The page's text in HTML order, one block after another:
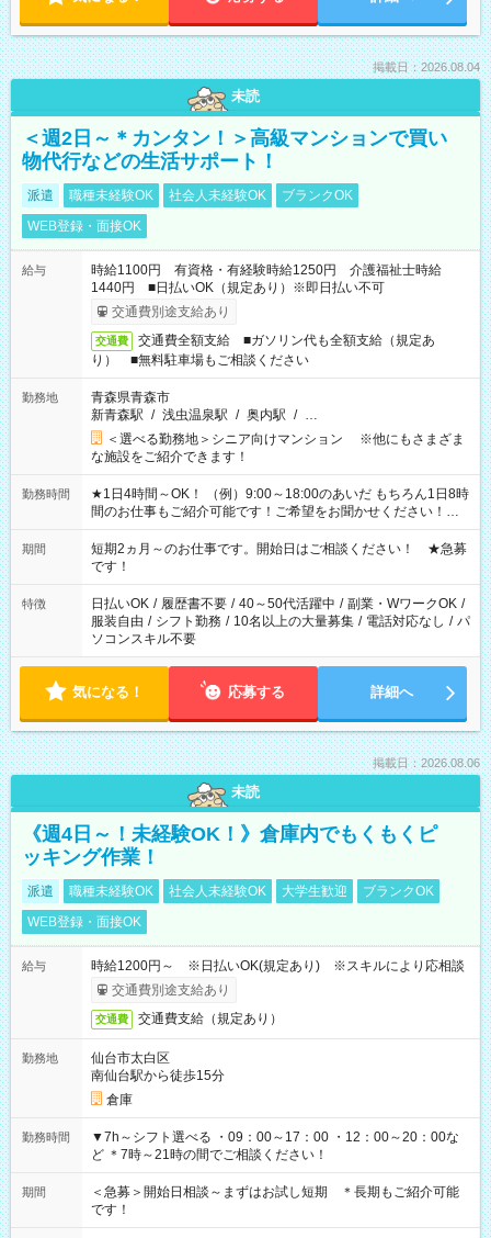
掲載日：2026.08.04
未読
＜週2日～＊カンタン！＞高級マンションで買い
物代行などの生活サポート！
派遣 職種未経験OK 社会人未経験OK
ブランクOK
WEB登録・面接OK
給与
時給1100円 有資格・有経験時給1250円 介護福祉士時給
1440円 ■日払いOK（規定あり）※即日払い不可
交通費別途支給あり
交通費
交通費全額支給 ■ガソリン代も全額支給（規定あ
り） ■無料駐車場もご相談ください
勤務地
青森県青森市
新青森駅 / 浅虫温泉駅 / 奥内駅 / …
＜選べる勤務地＞シニア向けマンション ※他にもさまざま
な施設をご紹介できます！
勤務時間
★1日4時間～OK！ （例）9:00～18:00のあいだ もちろん1日8時
間のお仕事もご紹介可能です！ご希望をお聞かせください！★
家庭の都合でお休みが必要な場合も遠慮なくご相談ください。
※週最低15時間以上の勤務が必要です
期間
短期2ヵ月～のお仕事です。開始日はご相談ください！ ★急募
です！
特徴 日払いOK / 履歴書不要 / 40～50代活躍中 / 副業・WワークOK /
服装自由 / シフト勤務 / 10名以上の大量募集 / 電話対応なし / パ
ソコンスキル不要
気になる！ 応募する 詳細へ
掲載日：2026.08.06
未読
《週4日～！未経験OK！》倉庫内でもくもくピ
ッキング作業！
派遣 職種未経験OK 社会人未経験OK 大学生歓迎
ブランクOK
WEB登録・面接OK
給与
時給1200円～ ※日払いOK(規定あり) ※スキルにより応相談
交通費別途支給あり
交通費 交通費支給（規定あり）
勤務地
仙台市太白区
南仙台駅から徒歩15分
倉庫
勤務時間
▼7h～シフト選べる ・09：00～17：00 ・12：00～20：00な
ど ＊7時～21時の間でご相談ください！
期間
＜急募＞開始日相談～まずはお試し短期 ＊長期もご紹介可能
です！